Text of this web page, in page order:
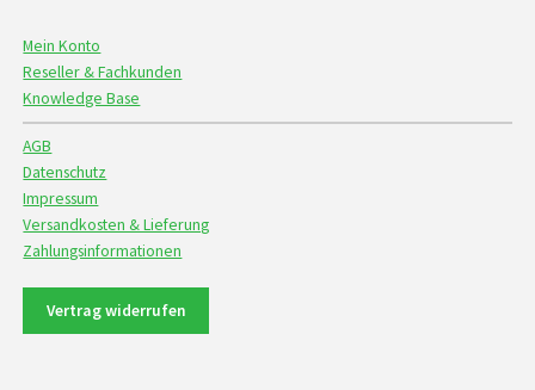
Mein Konto
Reseller & Fachkunden
Knowledge Base
AGB
Datenschutz
Impressum
Versandkosten & Lieferung
Zahlungsinformationen
Vertrag widerrufen